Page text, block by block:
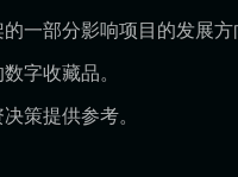
一部分影响项目的发展方
字收藏品。
策提供参考。